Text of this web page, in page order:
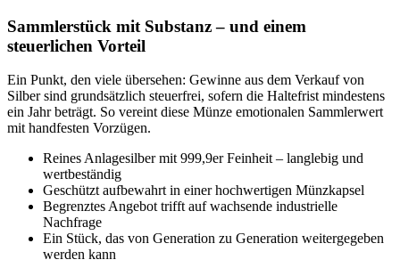
Sammlerstück mit Substanz – und einem
steuerlichen Vorteil
Ein Punkt, den viele übersehen: Gewinne aus dem Verkauf von
Silber sind grundsätzlich steuerfrei, sofern die Haltefrist mindestens
ein Jahr beträgt. So vereint diese Münze emotionalen Sammlerwert
mit handfesten Vorzügen.
Reines Anlagesilber mit 999,9er Feinheit – langlebig und
wertbeständig
Geschützt aufbewahrt in einer hochwertigen Münzkapsel
Begrenztes Angebot trifft auf wachsende industrielle
Nachfrage
Ein Stück, das von Generation zu Generation weitergegeben
werden kann